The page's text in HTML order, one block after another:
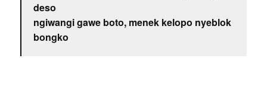
deso
ngiwangi gawe boto, menek kelopo nyeblok
bongko